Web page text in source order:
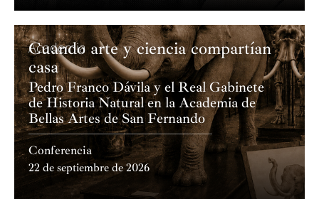
Academia
Cuando arte y ciencia compartían
casa
Pedro Franco Dávila y el Real Gabinete
de Historia Natural en la Academia de
Bellas Artes de San Fernando
Conferencia
22 de septiembre de 2026